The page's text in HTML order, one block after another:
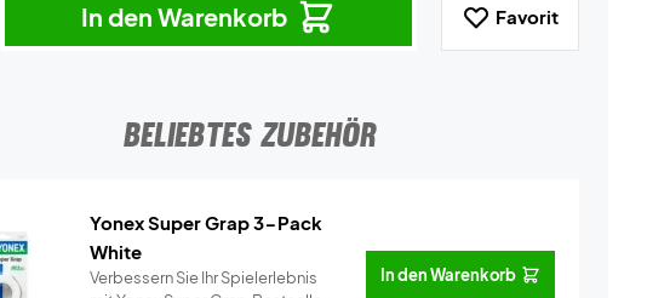
In den Warenkorb Favorit
BELIEBTES ZUBEHÖR
Yonex Super Grap 3-Pack
White
Verbessern Sie Ihr Spielerlebnis
In den Warenkorb